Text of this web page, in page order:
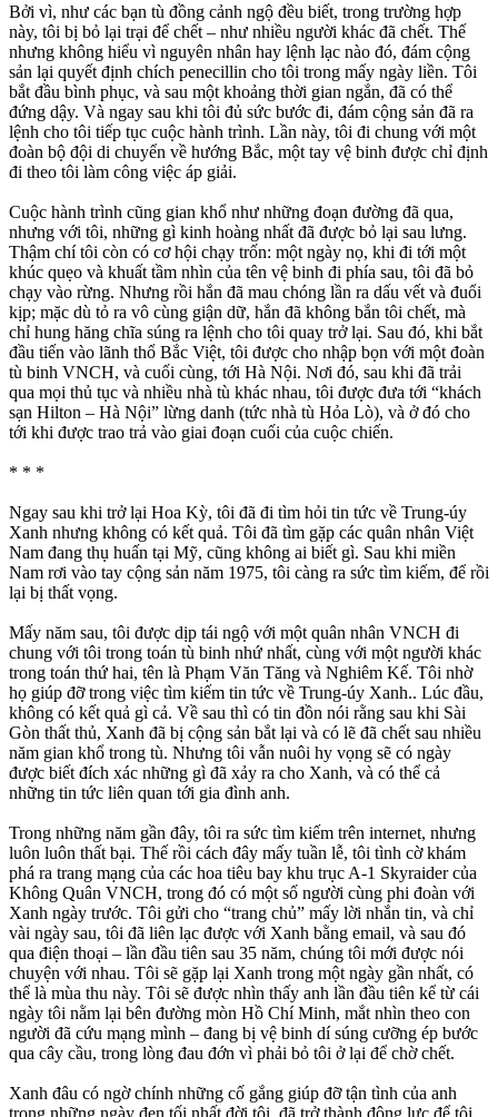
Bởi vì, như các bạn tù đồng cảnh ngộ đều biết, trong trường hợp
này, tôi bị bỏ lại trại để chết – như nhiều người khác đã chết. Thế
nhưng không hiểu vì nguyên nhân hay lệnh lạc nào đó, đám cộng
sản lại quyết định chích penecillin cho tôi trong mấy ngày liền. Tôi
bắt đầu bình phục, và sau một khoảng thời gian ngắn, đã có thể
đứng dậy. Và ngay sau khi tôi đủ sức bước đi, đám cộng sản đã ra
lệnh cho tôi tiếp tục cuộc hành trình. Lần này, tôi đi chung với một
đoàn bộ đội di chuyển về hướng Bắc, một tay vệ binh được chỉ định
đi theo tôi làm công việc áp giải.
Cuộc hành trình cũng gian khổ như những đoạn đường đã qua,
nhưng với tôi, những gì kinh hoàng nhất đã được bỏ lại sau lưng.
Thậm chí tôi còn có cơ hội chạy trốn: một ngày nọ, khi đi tới một
khúc quẹo và khuất tầm nhìn của tên vệ binh đi phía sau, tôi đã bỏ
chạy vào rừng. Nhưng rồi hắn đã mau chóng lần ra dấu vết và đuổi
kịp; mặc dù tỏ ra vô cùng giận dữ, hắn đã không bắn tôi chết, mà
chỉ hung hăng chĩa súng ra lệnh cho tôi quay trở lại. Sau đó, khi bắt
đầu tiến vào lãnh thổ Bắc Việt, tôi được cho nhập bọn với một đoàn
tù binh VNCH, và cuối cùng, tới Hà Nội. Nơi đó, sau khi đã trải
qua mọi thủ tục và nhiều nhà tù khác nhau, tôi được đưa tới “khách
sạn Hilton – Hà Nội” lừng danh (tức nhà tù Hỏa Lò), và ở đó cho
tới khi được trao trả vào giai đoạn cuối của cuộc chiến.
* * *
Ngay sau khi trở lại Hoa Kỳ, tôi đã đi tìm hỏi tin tức về Trung-úy
Xanh nhưng không có kết quả. Tôi đã tìm gặp các quân nhân Việt
Nam đang thụ huấn tại Mỹ, cũng không ai biết gì. Sau khi miền
Nam rơi vào tay cộng sản năm 1975, tôi càng ra sức tìm kiếm, để rồi
lại bị thất vọng.
Mấy năm sau, tôi được dịp tái ngộ với một quân nhân VNCH đi
chung với tôi trong toán tù binh nhứ nhất, cùng với một người khác
trong toán thứ hai, tên là Phạm Văn Tăng và Nghiêm Kế. Tôi nhờ
họ giúp đỡ trong việc tìm kiếm tin tức về Trung-úy Xanh.. Lúc đầu,
không có kết quả gì cả. Về sau thì có tin đồn nói rằng sau khi Sài
Gòn thất thủ, Xanh đã bị cộng sản bắt lại và có lẽ đã chết sau nhiều
năm gian khổ trong tù. Nhưng tôi vẫn nuôi hy vọng sẽ có ngày
được biết đích xác những gì đã xảy ra cho Xanh, và có thể cả
những tin tức liên quan tới gia đình anh.
Trong những năm gần đây, tôi ra sức tìm kiếm trên internet, nhưng
luôn luôn thất bại. Thế rồi cách đây mấy tuần lễ, tôi tình cờ khám
phá ra trang mạng của các hoa tiêu bay khu trục A-1 Skyraider của
Không Quân VNCH, trong đó có một số người cùng phi đoàn với
Xanh ngày trước. Tôi gửi cho “trang chủ” mấy lời nhắn tin, và chỉ
vài ngày sau, tôi đã liên lạc được với Xanh bằng email, và sau đó
qua điện thoại – lần đầu tiên sau 35 năm, chúng tôi mới được nói
chuyện với nhau. Tôi sẽ gặp lại Xanh trong một ngày gần nhất, có
thể là mùa thu này. Tôi sẽ được nhìn thấy anh lần đầu tiên kể từ cái
ngày tôi nằm lại bên đường mòn Hồ Chí Minh, mắt nhìn theo con
người đã cứu mạng mình – đang bị vệ binh dí súng cưỡng ép bước
qua cây cầu, trong lòng đau đớn vì phải bỏ tôi ở lại để chờ chết.
Xanh đâu có ngờ chính những cố gắng giúp đỡ tận tình của anh
trong những ngày đen tối nhất đời tôi, đã trở thành động lực để tôi